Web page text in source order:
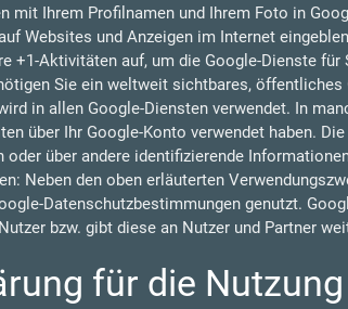
mit Ihrem Profilnamen und Ihrem Foto in
Websites und Anzeigen im Internet
+1-Aktivitäten auf, um die Google-Dienste für
Sie ein weltweit sichtbares,
in allen Google-Diensten verwendet. In
über Ihr Google-Konto verwendet haben.
oder über andere identifizierende
Neben den oben erläuterten
Datenschutzbestimmungen genutzt.
bzw. gibt diese an Nutzer und Partner
für die Nutzung